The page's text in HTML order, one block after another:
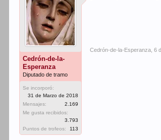
Cedrón-de-la-
Esperanza
Diputado de tramo
Se incorporó:
31 de Marzo de 2018
Mensajes:
2.169
Me gusta recibidos:
3.793
Puntos de trofeos:
113
Cedrón-de-la-Esperanza 6